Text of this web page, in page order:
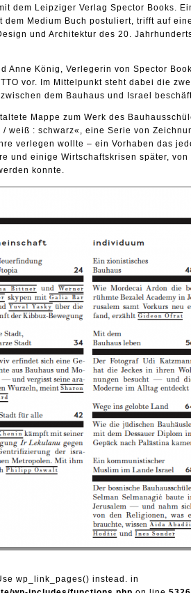
dem Leipziger Verlag Spector Books.
Medium Buch postuliert, trifft auf eine
und Architektur des 20.
Anne König, Verlegerin von Spector
vor. Im Mittelpunkt steht dabei die
dem Bauhaus und Israel
Mappe zum Werk des
weiß : schwarz«, eine Serie von
verlegen wollte – ein Vorhaben das
und einige Wirtschaftskrisen später, von
konnte.
wp_link_pages() instead. in